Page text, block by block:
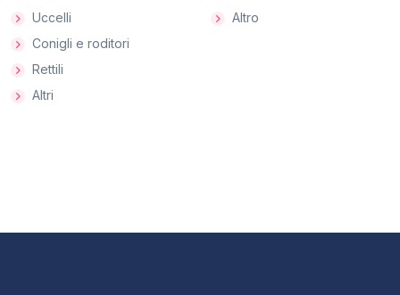
Uccelli
Conigli e roditori
Rettili
Altri
Altro